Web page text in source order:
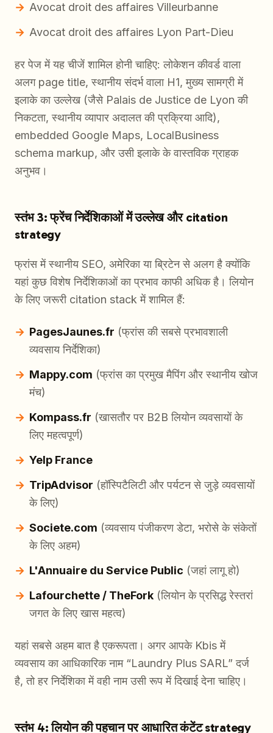
Avocat droit des affaires Villeurbanne
Avocat droit des affaires Lyon Part-Dieu
हर पेज में यह चीजें शामिल होनी चाहिए: लोकेशन कीवर्ड वाला
अलग page title, स्थानीय संदर्भ वाला H1, मुख्य सामग्री में
इलाके का उल्लेख (जैसे Palais de Justice de Lyon की
निकटता, स्थानीय व्यापार अदालत की प्रक्रिया आदि),
embedded Google Maps, LocalBusiness
schema markup, और उसी इलाके के वास्तविक ग्राहक
अनुभव।
स्तंभ 3: फ्रेंच निर्देशिकाओं में उल्लेख और citation
strategy
फ्रांस में स्थानीय SEO, अमेरिका या ब्रिटेन से अलग है क्योंकि
यहां कुछ विशेष निर्देशिकाओं का प्रभाव काफी अधिक है। लियोन
के लिए जरूरी citation stack में शामिल हैं:
PagesJaunes.fr (फ्रांस की सबसे प्रभावशाली
व्यवसाय निर्देशिका)
Mappy.com (फ्रांस का प्रमुख मैपिंग और स्थानीय खोज
मंच)
Kompass.fr (खासतौर पर B2B लियोन व्यवसायों के
लिए महत्वपूर्ण)
Yelp France
TripAdvisor (हॉस्पिटैलिटी और पर्यटन से जुड़े व्यवसायों
के लिए)
Societe.com (व्यवसाय पंजीकरण डेटा, भरोसे के संकेतों
के लिए अहम)
L'Annuaire du Service Public (जहां लागू हो)
Lafourchette / TheFork (लियोन के प्रसिद्ध रेस्तरां
जगत के लिए खास महत्व)
यहां सबसे अहम बात है एकरूपता। अगर आपके Kbis में
व्यवसाय का आधिकारिक नाम “Laundry Plus SARL” दर्ज
है, तो हर निर्देशिका में वही नाम उसी रूप में दिखाई देना चाहिए।
स्तंभ 4: लियोन की पहचान पर आधारित कंटेंट strategy